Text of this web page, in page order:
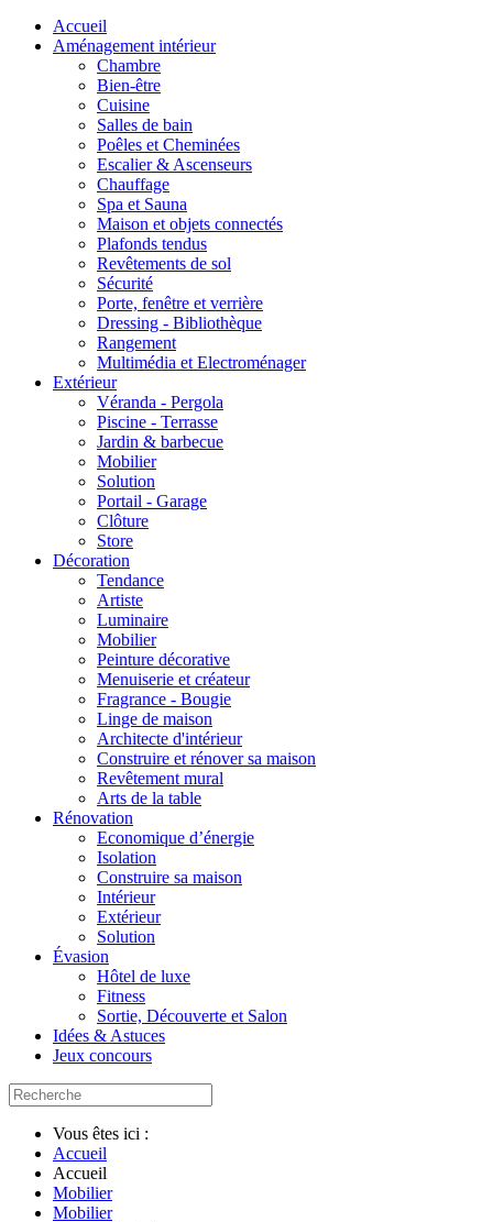
Accueil
Aménagement intérieur
Chambre
Bien-être
Cuisine
Salles de bain
Poêles et Cheminées
Escalier & Ascenseurs
Chauffage
Spa et Sauna
Maison et objets connectés
Plafonds tendus
Revêtements de sol
Sécurité
Porte, fenêtre et verrière
Dressing - Bibliothèque
Rangement
Multimédia et Electroménager
Extérieur
Véranda - Pergola
Piscine - Terrasse
Jardin & barbecue
Mobilier
Solution
Portail - Garage
Clôture
Store
Décoration
Tendance
Artiste
Luminaire
Mobilier
Peinture décorative
Menuiserie et créateur
Fragrance - Bougie
Linge de maison
Architecte d'intérieur
Construire et rénover sa maison
Revêtement mural
Arts de la table
Rénovation
Economique d’énergie
Isolation
Construire sa maison
Intérieur
Extérieur
Solution
Évasion
Hôtel de luxe
Fitness
Sortie, Découverte et Salon
Idées & Astuces
Jeux concours
Vous êtes ici :
Accueil
Accueil
Mobilier
Mobilier